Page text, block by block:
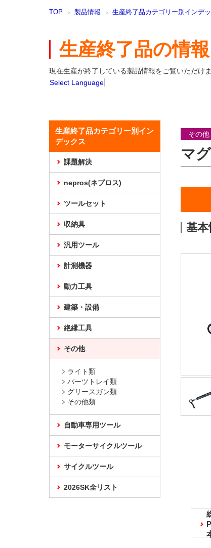
TOP 製品情報 生産終了品カテゴリー別インデ
生産終了品の情報
現在生産が終了している製品情報をご覧いただけま
Select Language
その他
マ
基本
生産終了品カテゴリー別イン
デックス
課題解決
nepros(ネプロス)
ツールセット
収納具
汎用ツール
計測機器
動力工具
建築・設備
絶縁工具
その他
ライト類
パーツトレイ類
グリースガン類
その他類
自動車専用ツール
モーターサイクルツール
サイクルツール
2026SK全リスト